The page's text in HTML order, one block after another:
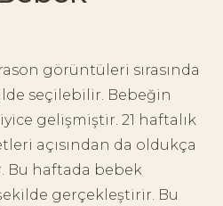
görüntüleri sırasında
seçilebilir. Bebeğin
gelişmiştir. 21 haftalık
açısından da oldukça
Bu haftada bebek
gerçekleştirir. Bu